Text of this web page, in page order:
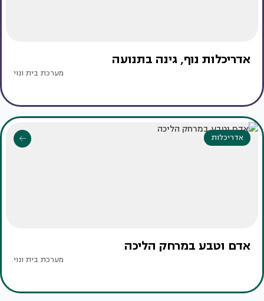
אדריכלות נוף, גינה בתנועה
מערכת בית ונוי
אדריכלות
אדם וטבע במרחק הליכה
מערכת בית ונוי